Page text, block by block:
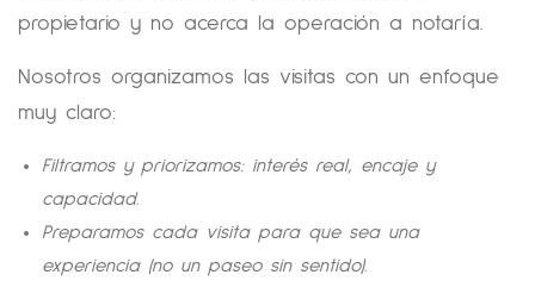
propietario y no acerca la operación a notaría.
Nosotros organizamos las visitas con un enfoque
muy claro:
Filtramos y priorizamos: interés real, encaje y
capacidad.
Preparamos cada visita para que sea una
experiencia (no un paseo sin sentido).